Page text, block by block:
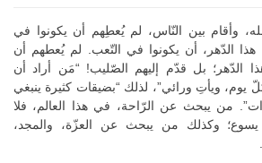
وأقام بين النّاس، لم يُعطِهم أن يكونوا في
الدّهر، أن يكونوا في التّعب. لم يُعطهم أن
الدّهر؛ بل قدّم إليهم الصّليب! “مَن أراد أن
يوم، ويأتِ ورائي”، لذلك “بضيقات كثيرة ينبغي
من يبحث عن الرّاحة، في هذا العالم، فلا
وكذلك من يبحث عن العزّة، والمجد،